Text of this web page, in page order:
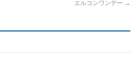
エルコンワンデー →